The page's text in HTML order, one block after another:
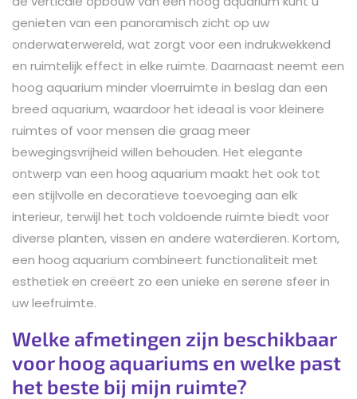
genieten van een panoramisch zicht op uw
onderwaterwereld, wat zorgt voor een indrukwekkend
en ruimtelijk effect in elke ruimte. Daarnaast neemt een
hoog aquarium minder vloerruimte in beslag dan een
breed aquarium, waardoor het ideaal is voor kleinere
ruimtes of voor mensen die graag meer
bewegingsvrijheid willen behouden. Het elegante
ontwerp van een hoog aquarium maakt het ook tot
een stijlvolle en decoratieve toevoeging aan elk
interieur, terwijl het toch voldoende ruimte biedt voor
diverse planten, vissen en andere waterdieren. Kortom,
een hoog aquarium combineert functionaliteit met
esthetiek en creëert zo een unieke en serene sfeer in
uw leefruimte.
Welke afmetingen zijn beschikbaar
voor hoog aquariums en welke past
het beste bij mijn ruimte?